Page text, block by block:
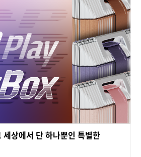
상에서 단 하나뿐인 특별한